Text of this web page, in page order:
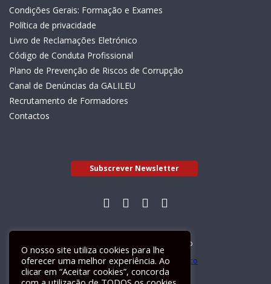
Condições Gerais: Formação e Exames
Política de privacidade
Livro de Reclamações Eletrónico
Código de Conduta Profissional
Plano de Prevenção de Riscos de Corrupção
Canal de Denúncias da GALILEU
Recrutamento de Formadores
Contactos
Subscrever Newsletter
Livro de Reclamações Electrónico
O nosso site utiliza cookies para lhe
oferecer uma melhor experiência. Ao
clicar em “Aceitar cookies”, concorda